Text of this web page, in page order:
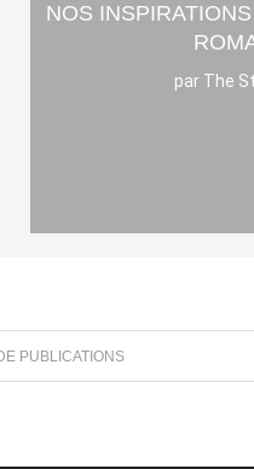
NOS
par The
PUBLICATIONS